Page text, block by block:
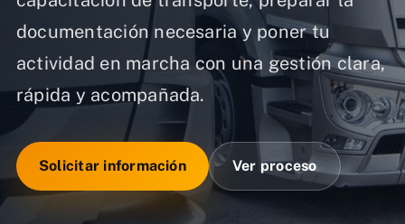
documentación necesaria y poner tu
actividad en marcha con una gestión clara,
rápida y acompañada.
Solicitar información Ver proceso